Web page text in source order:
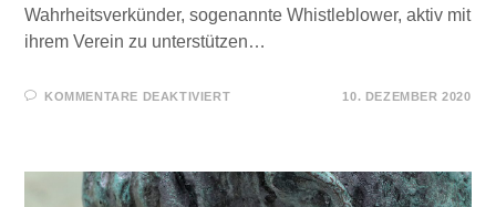
Wahrheitsverkünder, sogenannte Whistleblower, aktiv mit
ihrem Verein zu unterstützen…
KOMMENTARE DEAKTIVIERTFÜR
10. DEZEMBER 2020